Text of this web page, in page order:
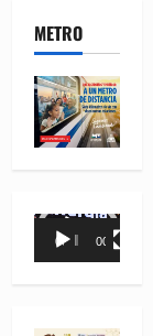
METRO
Reproductor
00:00 00:35